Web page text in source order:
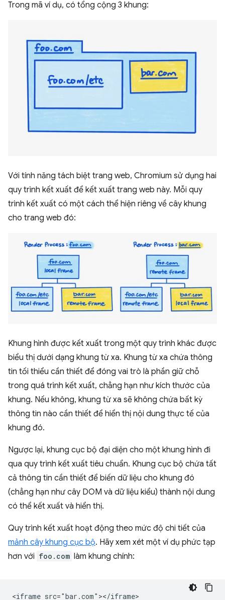
Trong mã ví dụ, có tổng cộng 3 khung:
Với tính năng tách biệt trang web, Chromium sử dụng hai
quy trình kết xuất để kết xuất trang web này. Mỗi quy
trình kết xuất có một cách thể hiện riêng về cây khung
cho trang web đó:
Khung hình được kết xuất trong một quy trình khác được
biểu thị dưới dạng khung từ xa. Khung từ xa chứa thông
tin tối thiểu cần thiết để đóng vai trò là phần giữ chỗ
trong quá trình kết xuất, chẳng hạn như kích thước của
khung. Nếu không, khung từ xa sẽ không chứa bất kỳ
thông tin nào cần thiết để hiển thị nội dung thực tế của
khung đó.
Ngược lại, khung cục bộ đại diện cho một khung hình đi
qua quy trình kết xuất tiêu chuẩn. Khung cục bộ chứa tất
cả thông tin cần thiết để biến dữ liệu cho khung đó
(chẳng hạn như cây DOM và dữ liệu kiểu) thành nội dung
có thể kết xuất và hiển thị.
Quy trình kết xuất hoạt động theo mức độ chi tiết của
mảnh cây khung cục bộ. Hãy xem xét một ví dụ phức tạp
hơn với foo.com làm khung chính: